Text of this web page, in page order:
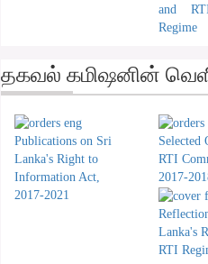
and
Regime
தகவல் கமிஷனின்
Publications on Sri
Lanka's Right to
Information Act,
2017-2021
Selected
RTI
2017-
Lanka's
RTI